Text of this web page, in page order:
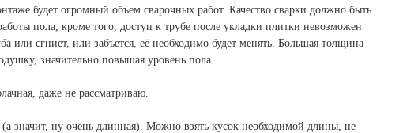
будет огромный объем сварочных работ. Качество сварки должно быть
пола, кроме того, доступ к трубе после укладки плитки невозможен
или сгниет, или забъется, её необходимо будет менять. Большая толщина
значительно повышая уровень пола.
даже не рассматриваю.
(а значит, ну очень длинная). Можно взять кусок необходимой длины, не